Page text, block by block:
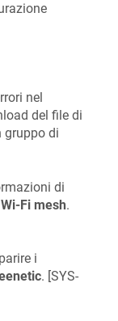
nel
del file di
gruppo di
di
Fi mesh.
i
. [SYS-